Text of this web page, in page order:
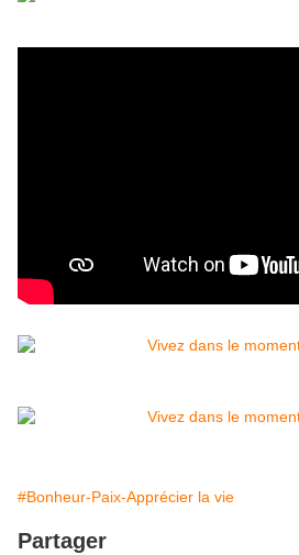
#Bonheur-Paix-Apprécier la vie
Partager